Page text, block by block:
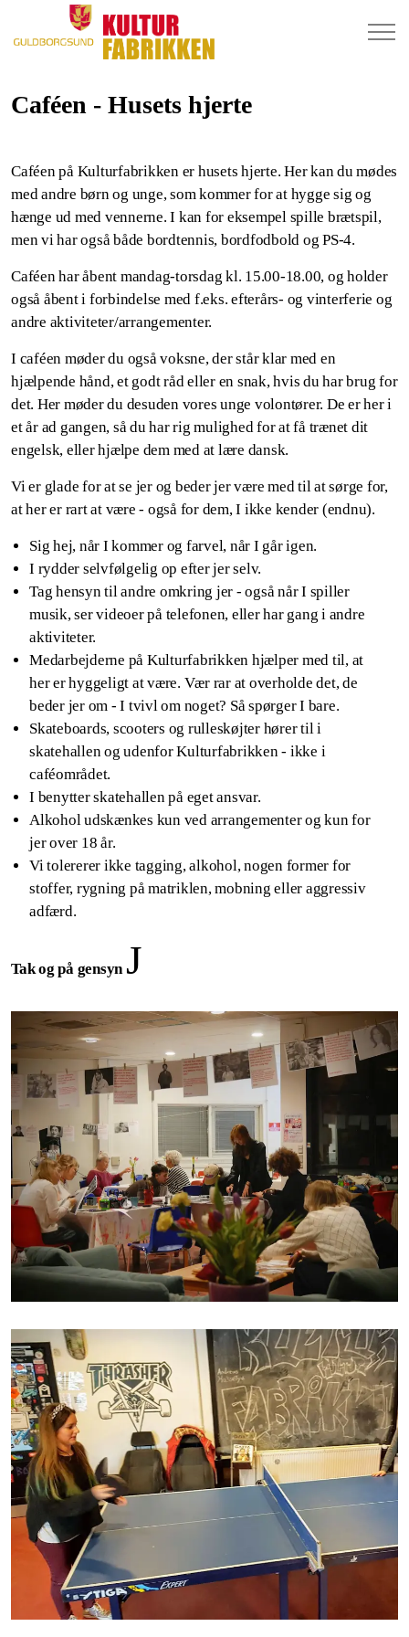
Caféen - Husets hjerte
Caféen på Kulturfabrikken er husets hjerte. Her kan du mødes
med andre børn og unge, som kommer for at hygge sig og
hænge ud med vennerne. I kan for eksempel spille brætspil,
men vi har også både bordtennis, bordfodbold og PS-4.
Caféen har åbent mandag-torsdag kl. 15.00-18.00, og holder
også åbent i forbindelse med f.eks. efterårs- og vinterferie og
andre aktiviteter/arrangementer.
I caféen møder du også voksne, der står klar med en
hjælpende hånd, et godt råd eller en snak, hvis du har brug for
det. Her møder du desuden vores unge volontører. De er her i
et år ad gangen, så du har rig mulighed for at få trænet dit
engelsk, eller hjælpe dem med at lære dansk.
Vi er glade for at se jer og beder jer være med til at sørge for,
at her er rart at være - også for dem, I ikke kender (endnu).
Sig hej, når I kommer og farvel, når I går igen.
I rydder selvfølgelig op efter jer selv.
Tag hensyn til andre omkring jer - også når I spiller
musik, ser videoer på telefonen, eller har gang i andre
aktiviteter.
Medarbejderne på Kulturfabrikken hjælper med til, at
her er hyggeligt at være. Vær rar at overholde det, de
beder jer om - I tvivl om noget? Så spørger I bare.
Skateboards, scooters og rulleskøjter hører til i
skatehallen og udenfor Kulturfabrikken - ikke i
caféområdet.
I benytter skatehallen på eget ansvar.
Alkohol udskænkes kun ved arrangementer og kun for
jer over 18 år.
Vi tolererer ikke tagging, alkohol, nogen former for
stoffer, rygning på matriklen, mobning eller aggressiv
adfærd.
Tak og på gensyn J